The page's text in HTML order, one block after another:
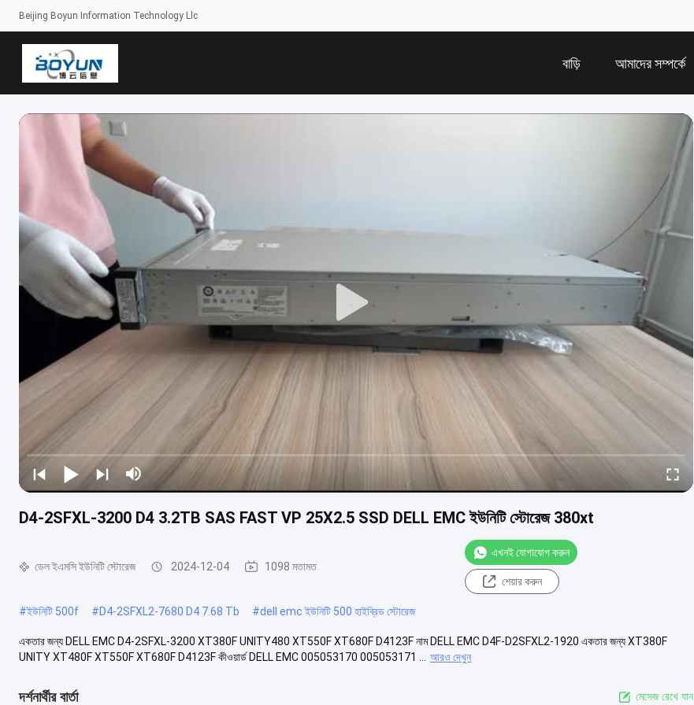
Beijing Boyun Information Technology Llc
বাড়ি আমাদের সম্পর্কে
D4-2SFXL-3200 D4 3.2TB SAS FAST VP 25X2.5 SSD DELL EMC ইউনিটি স্টোরেজ 380xt
ডেল ইএমসি ইউনিটি স্টোরেজ 2024-12-04 1098 মতামত
এখনই যোগাযোগ করুন
শেয়ার করুন
#ইউনিটি 500f #D4-2SFXL2-7680 D4 7.68 Tb #dell emc ইউনিটি 500 হাইব্রিড স্টোরেজ
একতার জন্য DELL EMC D4-2SFXL-3200 XT380F UNITY480 XT550F XT680F D4123F নাম DELL EMC D4F-D2SFXL2-1920 একতার জন্য XT380F
UNITY XT480F XT550F XT680F D4123F কীওয়ার্ড DELL EMC 005053170 005053171 ...
আরও দেখুন
দর্শনার্থীর বার্তা মেসেজ রেখে যান